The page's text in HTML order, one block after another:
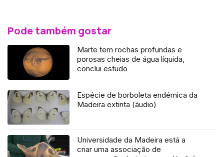
Pode também gostar
Marte tem rochas profundas e
porosas cheias de água líquida,
conclui estudo
Espécie de borboleta endémica da
Madeira extinta (áudio)
Universidade da Madeira está a
criar uma associação de